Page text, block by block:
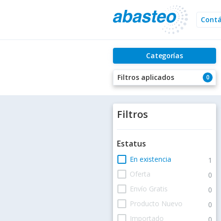
Categorías
0
Filtros aplicados
Filtros
Estatus
check_box_outline_blank En existencia 1
check_box_outline_blank Oferta 0
check_box_outline_blank Envío Gratis 0
check_box_outline_blank Producto Nuevo 0
check_box_outline_blank Importado